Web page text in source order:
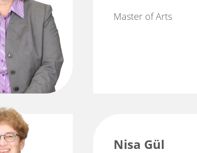
Master of Arts
Nisa Gül